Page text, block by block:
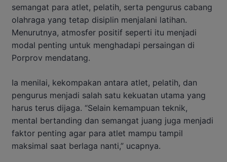
semangat para atlet, pelatih, serta pengurus cabang
olahraga yang tetap disiplin menjalani latihan.
Menurutnya, atmosfer positif seperti itu menjadi
modal penting untuk menghadapi persaingan di
Porprov mendatang.
Ia menilai, kekompakan antara atlet, pelatih, dan
pengurus menjadi salah satu kekuatan utama yang
harus terus dijaga. “Selain kemampuan teknik,
mental bertanding dan semangat juang juga menjadi
faktor penting agar para atlet mampu tampil
maksimal saat berlaga nanti,” ucapnya.